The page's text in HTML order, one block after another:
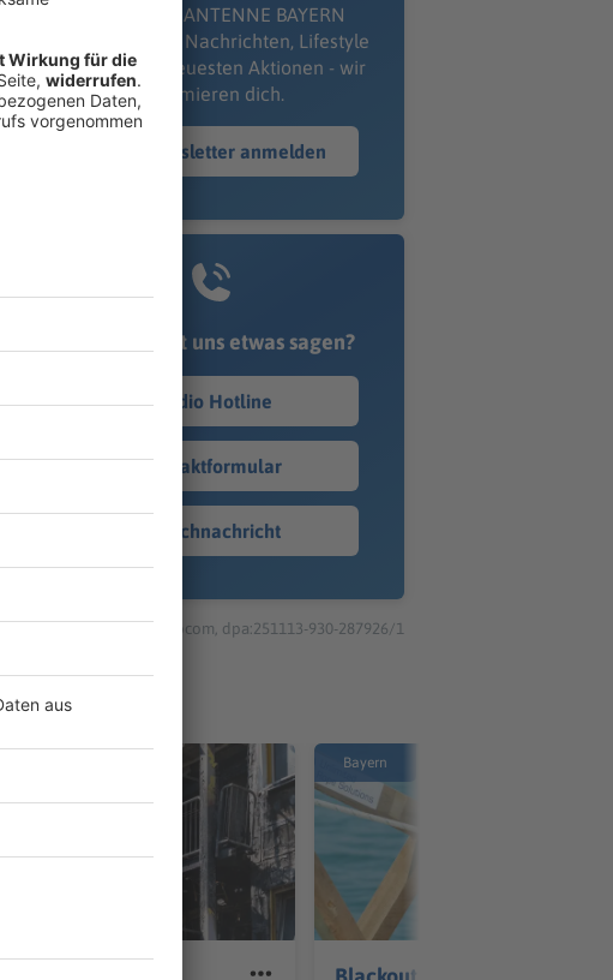
kostenlosen ANTENNE BAYERN
Newsletter. Ob Nachrichten, Lifestyle
oder unsere neuesten Aktionen - wir
informieren dich.
Zum Newsletter anmelden
Du möchtest uns etwas sagen?
Studio Hotline
Kontaktformular
Sprachnachricht
© dpa-infocom, dpa:251113-930-287926/1
Bayern